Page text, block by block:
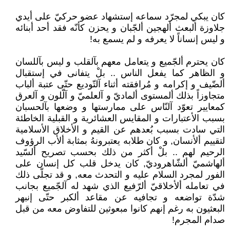
كان يبكي لمجرّد سماعه إستشهاد عضو حركيّ على أيدي
جلاوزة ألبعث ألهجين ألجّبان و يحزن كأنّه فقد أحد أبنائه
و ليس إنساناً لا يعرفه و لم يسمع به!
كان يحترم ألجّميع و يتعامل معهم بآلقلب و ليس بآللسان
و الظاهر كما يفعل الناس .. بلْ يتفانى في إستقبال
ألضّيف و إكرامه و مُرافقته أثناء آلتّوديع حتّى عتبة ألباب
متجاوزاً بذلك ألمستوى ألماديّ و آلعلميّ و آلّلون و آلعرق
كمعايير تعوّد آلنّاس على ممارستها و وضعها بآلحسبان
بسبب الأعتبارات و المقايس العشائرية و القبلية الخاطئة
التي سادت بسبب بُعدهم عن القيم و الأخلاق الأسلامية
لتقييم ألأنسان, و كان طلابه يعتبرونهُ بمثابة ألأب الرؤوف
الرحيم لهم .. بلْ أكثر من ذلك بحسب تصريح ألسّيد
ألهاشميّ ألشّاهروديّ, كان يدخل قلب كل إنسان على
الفور لمجرد السلام عليه و التحدث معه, و قد تجلّى ذلك
في تعامله ألأخلاقيّ ألرّفيع الذي شهد له آلجّميع بجانب
شدّة تواضعه و تجافيه عن مقاعد ألكبر حتّى إنبهر
البعثيون به رغم إنهم كانوا مبعوثين للتفاوض معه من قبل
صدام المجرم!